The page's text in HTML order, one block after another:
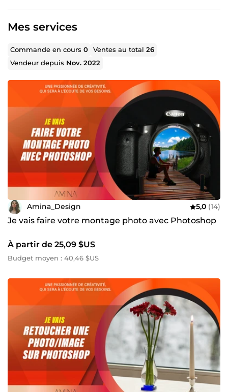
Mes services
Commande en cours0 Ventes au total26
Vendeur depuis Nov. 2022
Amina_Design 5,0 (14)
Je vais faire votre montage photo avec Photoshop
À partir de 25,09 $US
Budget moyen : 40,46 $US